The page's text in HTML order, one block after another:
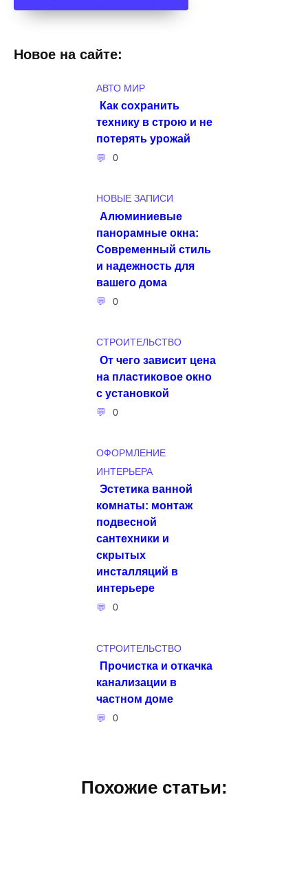
Новое на сайте:
АВТО МИР
Как сохранить
технику в строю и не
потерять урожай
0
НОВЫЕ ЗАПИСИ
Алюминиевые
панорамные окна:
Современный стиль
и надежность для
вашего дома
0
СТРОИТЕЛЬСТВО
От чего зависит цена
на пластиковое окно
с установкой
0
ОФОРМЛЕНИЕ
ИНТЕРЬЕРА
Эстетика ванной
комнаты: монтаж
подвесной
сантехники и
скрытых
инсталляций в
интерьере
0
СТРОИТЕЛЬСТВО
Прочистка и откачка
канализации в
частном доме
0
Похожие статьи: